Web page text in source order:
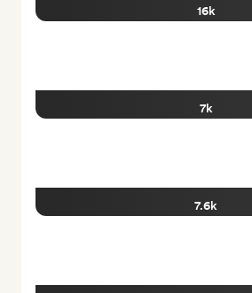
16k
7k
7.6k